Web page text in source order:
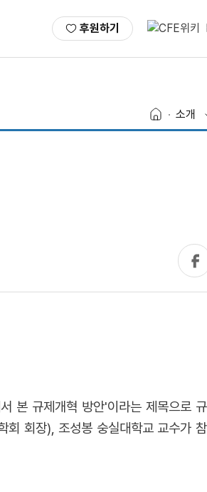
후원하기
소개
본 규제개혁 방안'이라는 제목으로 규
회 회장), 조성봉 숭실대학교 교수가